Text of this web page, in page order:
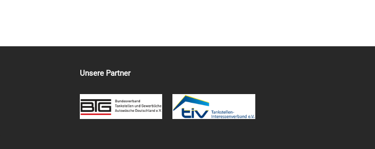
Unsere Partner